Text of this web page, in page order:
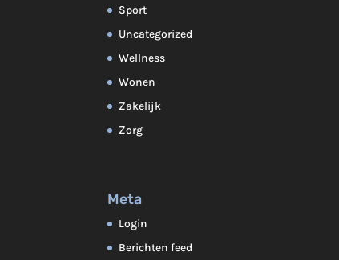
Sport
Uncategorized
Wellness
Wonen
Zakelijk
Zorg
Meta
Login
Berichten feed